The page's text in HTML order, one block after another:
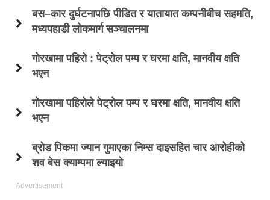
बस–कार दुर्घटनापछि पीडित र यातायात कम्पनीबीच सहमति,
मध्यपहाडी लोकमार्ग सञ्चालनमा
गोरखामा पहिरो : पेट्रोल पम्प र घरमा क्षति, मानवीय क्षति
भएन
गोरखामा पहिरोले पेट्रोल पम्प र घरमा क्षति, मानवीय क्षति
भएन
ब्रोड पिकमा ज्यान गुमाएका निम्स दाइसहित चार आरोहीको
शव बेस क्याम्पमा ल्याइयो